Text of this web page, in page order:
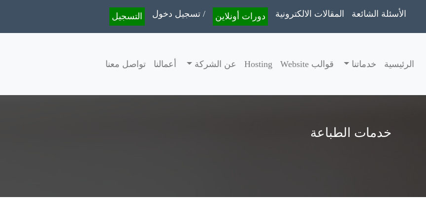
الأسئلة الشائعة المقالات الالكترونية دورات أونلاين تسجيل دخول / التسجيل
الرئيسية خدماتنا قوالب Website Hosting عن الشركة أعمالنا تواصل معنا
خدمات الطباعة